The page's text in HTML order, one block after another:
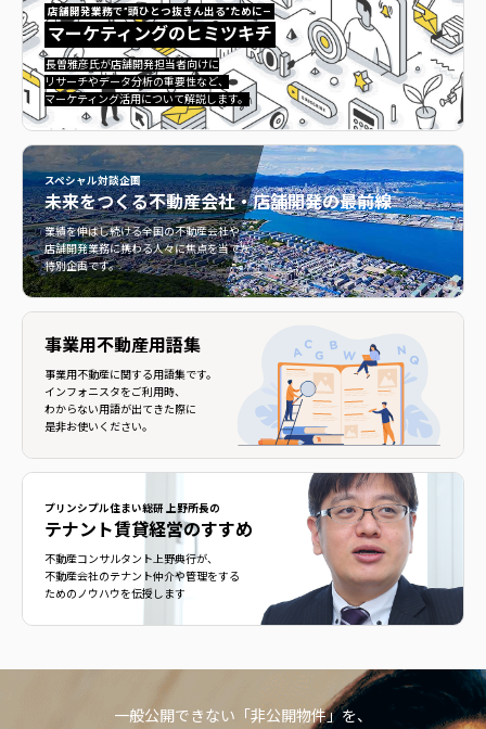
店舗開発業務で”頭ひとつ抜きん出る”ために—
マーケティングのヒミツキチ
長曽雅彦氏が店舗開発担当者向けに
リサーチやデータ分析の重要性など、
マーケティング活用について解説します。
マーケティングのヒミツキチ">
スペシャル対談企画
未来をつくる不動産会社・店舗開発の最前線
業績を伸ばし続ける全国の不動産会社や
店舗開発業務に携わる人々に焦点を当てた
特別企画です。
不動産会社・店舗開発の最前線">
事業用不動産用語集
事業用不動産に関する用語集です。
インフォニスタをご利用時、
わからない用語が出てきた際に
是非お使いください。
プリンシプル住まい総研 上野所長の
テナント賃貸経営のすすめ
不動産コンサルタント上野典行が、
不動産会社のテナント仲介や管理をする
ためのノウハウを伝授します
一般公開できない「非公開物件」を、